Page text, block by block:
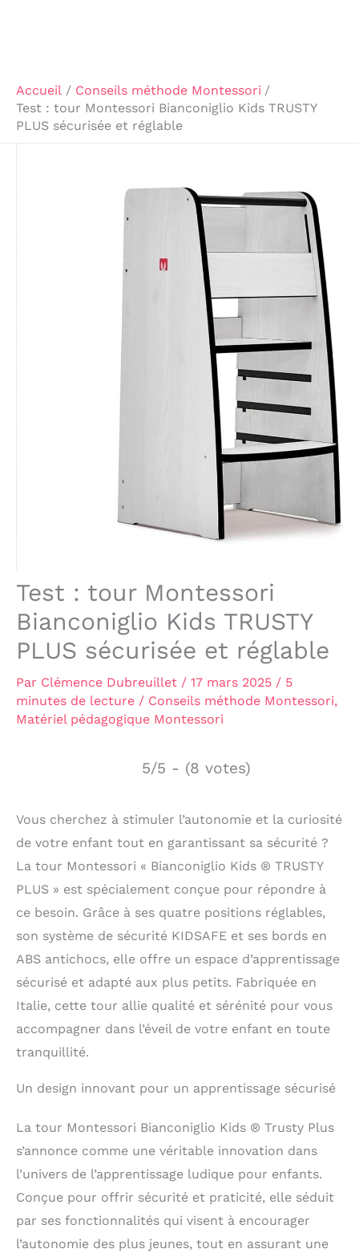
Accueil
Conseils méthode Montessori
Test : tour Montessori Bianconiglio Kids TRUSTY
PLUS sécurisée et réglable
Test : tour Montessori
Bianconiglio Kids TRUSTY
PLUS sécurisée et réglable
Par Clémence Dubreuillet / 17 mars 2025 / 5
minutes de lecture / Conseils méthode Montessori,
Matériel pédagogique Montessori
5/5 - (8 votes)
Vous cherchez à stimuler l’autonomie et la curiosité
de votre enfant tout en garantissant sa sécurité ?
La tour Montessori « Bianconiglio Kids ® TRUSTY
PLUS » est spécialement conçue pour répondre à
ce besoin. Grâce à ses quatre positions réglables,
son système de sécurité KIDSAFE et ses bords en
ABS antichocs, elle offre un espace d’apprentissage
sécurisé et adapté aux plus petits. Fabriquée en
Italie, cette tour allie qualité et sérénité pour vous
accompagner dans l’éveil de votre enfant en toute
tranquillité.
Un design innovant pour un apprentissage sécurisé
La tour Montessori Bianconiglio Kids ® Trusty Plus
s’annonce comme une véritable innovation dans
l’univers de l’apprentissage ludique pour enfants.
Conçue pour offrir sécurité et praticité, elle séduit
par ses fonctionnalités qui visent à encourager
l’autonomie des plus jeunes, tout en assurant une